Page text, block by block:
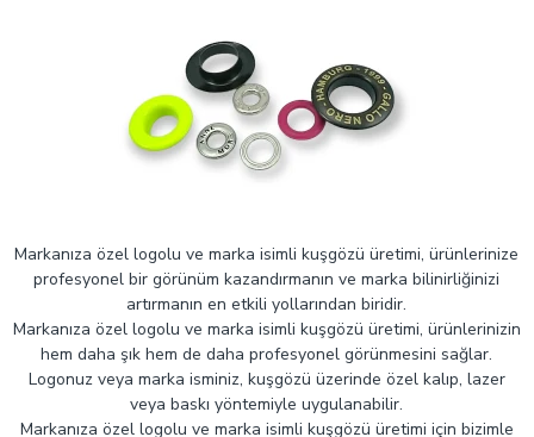
Markanıza özel logolu ve marka isimli kuşgözü üretimi, ürünlerinize
profesyonel bir görünüm kazandırmanın ve marka bilinirliğinizi
artırmanın en etkili yollarından biridir.
Markanıza özel logolu ve marka isimli kuşgözü üretimi, ürünlerinizin
hem daha şık hem de daha profesyonel görünmesini sağlar.
Logonuz veya marka isminiz, kuşgözü üzerinde özel kalıp, lazer
veya baskı yöntemiyle uygulanabilir.
Markanıza özel logolu ve marka isimli kuşgözü üretimi için bizimle